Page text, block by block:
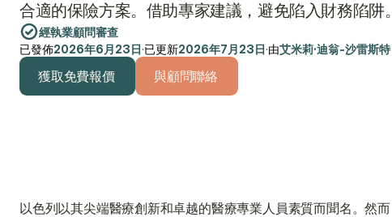
合適的保險方案。借助專家建議，避免陷入財務陷阱。
經執業顧問審查
已發佈2026年6月23日·已更新2026年7月23日·由艾米莉·迪翁-沙雷斯特
獲取免費報價 與顧問聯絡
以色列以其尖端醫療創新和卓越的醫療專業人員素質而聞名。然